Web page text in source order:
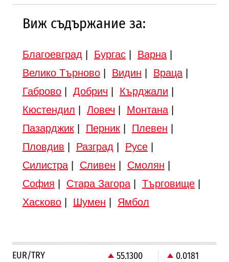
Виж съдържание за:
Благоевград Бургас| Варна|
Велико Търново| Видин Враца|
Габрово| Добрич Кърджали
Кюстендил
Ловеч Монтана|
Пазарджик| Перник| Плевен
Пловдив
Разград Русе|
Силистра| Сливен Смолян
София
Стара Загора| Търговище|
Хасково| Шумен Ямбол
EUR/TRY 55.1300
0.0181